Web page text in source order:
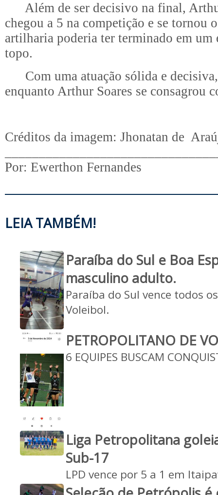
Além de ser decisivo na final,
chegou a 5 na competição e se tornou
artilharia poderia ter terminado em um
topo.
Com uma atuação sólida e
enquanto Arthur Soares se consagrou
Créditos da imagem: Jhonatan de
Por: Ewerthon Fernandes
LEIA TAMBÉM!
Paraíba do Sul e Boa
masculino adulto.
Paraíba do Sul vence todos
Voleibol.
PETROPOLITANO DE
6 EQUIPES BUSCAM
Liga Petropolitana
Sub-17
LPD vence por 5 a 1 em